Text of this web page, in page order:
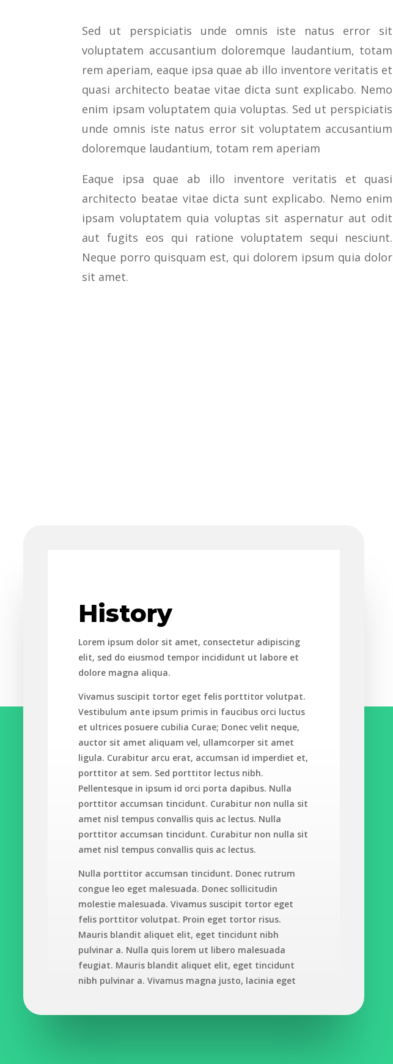
Sed ut perspiciatis unde omnis iste natus error sit
voluptatem accusantium doloremque laudantium, totam
rem aperiam, eaque ipsa quae ab illo inventore veritatis et
quasi architecto beatae vitae dicta sunt explicabo. Nemo
enim ipsam voluptatem quia voluptas. Sed ut perspiciatis
unde omnis iste natus error sit voluptatem accusantium
doloremque laudantium, totam rem aperiam
Eaque ipsa quae ab illo inventore veritatis et quasi
architecto beatae vitae dicta sunt explicabo. Nemo enim
ipsam voluptatem quia voluptas sit aspernatur aut odit
aut fugits eos qui ratione voluptatem sequi nesciunt.
Neque porro quisquam est, qui dolorem ipsum quia dolor
sit amet.
History
Lorem ipsum dolor sit amet, consectetur adipiscing
elit, sed do eiusmod tempor incididunt ut labore et
dolore magna aliqua.
Vivamus suscipit tortor eget felis porttitor volutpat.
Vestibulum ante ipsum primis in faucibus orci luctus
et ultrices posuere cubilia Curae; Donec velit neque,
auctor sit amet aliquam vel, ullamcorper sit amet
ligula. Curabitur arcu erat, accumsan id imperdiet et,
porttitor at sem. Sed porttitor lectus nibh.
Pellentesque in ipsum id orci porta dapibus. Nulla
porttitor accumsan tincidunt. Curabitur non nulla sit
amet nisl tempus convallis quis ac lectus. Nulla
porttitor accumsan tincidunt. Curabitur non nulla sit
amet nisl tempus convallis quis ac lectus.
Nulla porttitor accumsan tincidunt. Donec rutrum
congue leo eget malesuada. Donec sollicitudin
molestie malesuada. Vivamus suscipit tortor eget
felis porttitor volutpat. Proin eget tortor risus.
Mauris blandit aliquet elit, eget tincidunt nibh
pulvinar a. Nulla quis lorem ut libero malesuada
feugiat. Mauris blandit aliquet elit, eget tincidunt
nibh pulvinar a. Vivamus magna justo, lacinia eget